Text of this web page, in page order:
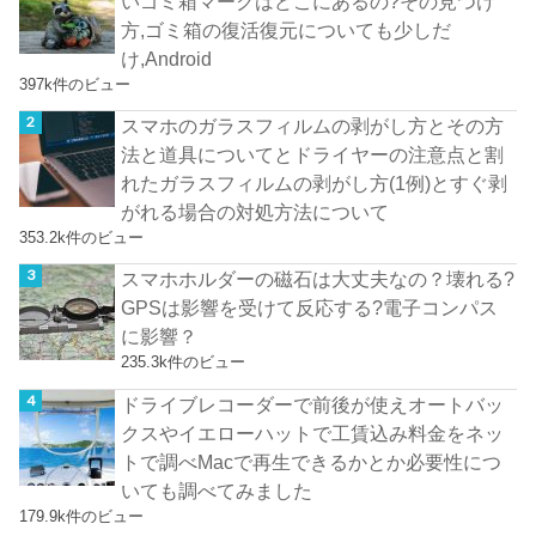
方,ゴミ箱の復活復元についても少しだ
け,Android
397k件のビュー
スマホのガラスフィルムの剥がし方とその方
法と道具についてとドライヤーの注意点と割
れたガラスフィルムの剥がし方(1例)とすぐ剥
がれる場合の対処方法について
353.2k件のビュー
スマホホルダーの磁石は大丈夫なの？壊れる?
GPSは影響を受けて反応する?電子コンパス
に影響？
235.3k件のビュー
ドライブレコーダーで前後が使えオートバッ
クスやイエローハットで工賃込み料金をネッ
トで調べMacで再生できるかとか必要性につ
いても調べてみました
179.9k件のビュー